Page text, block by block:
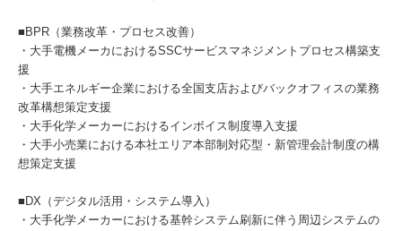
■BPR（業務改革・プロセス改善）
・大手電機メーカにおけるSSCサービスマネジメントプロセス構築支
援
・大手エネルギー企業における全国支店およびバックオフィスの業務
改革構想策定支援
・大手化学メーカーにおけるインボイス制度導入支援
・大手小売業における本社エリア本部制対応型・新管理会計制度の構
想策定支援
■DX（デジタル活用・システム導入）
・大手化学メーカーにおける基幹システム刷新に伴う周辺システムの